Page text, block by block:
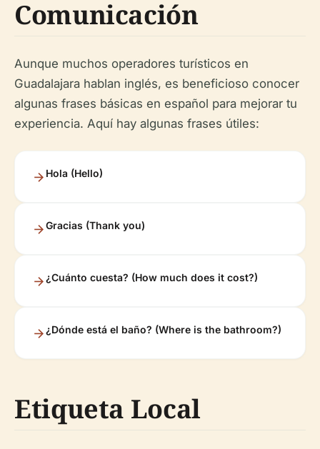
Comunicación
Aunque muchos operadores turísticos en
Guadalajara hablan inglés, es beneficioso conocer
algunas frases básicas en español para mejorar tu
experiencia. Aquí hay algunas frases útiles:
Hola (Hello)
Gracias (Thank you)
¿Cuánto cuesta? (How much does it cost?)
¿Dónde está el baño? (Where is the bathroom?)
Etiqueta Local